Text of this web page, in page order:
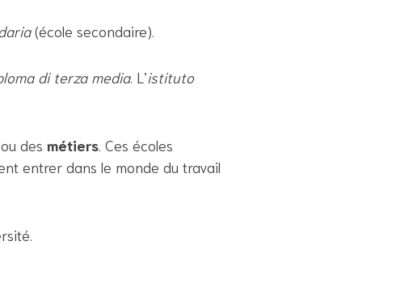
(école secondaire).
di terza media. L’istituto
ou des métiers. Ces écoles
entrer dans le monde du travail